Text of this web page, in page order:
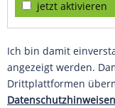
jetzt aktivieren
Ich bin damit
angezeigt werden.
Drittplattformen